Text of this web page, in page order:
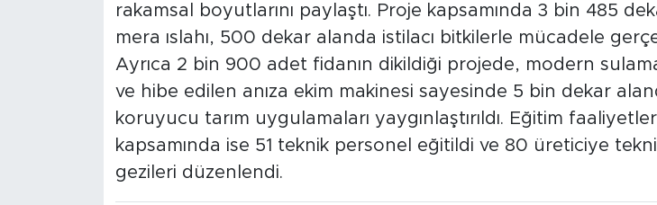
rakamsal boyutlarını paylaştı. Proje kapsamında 3 bin 485
mera ıslahı, 500 dekar alanda istilacı bitkilerle mücadele
Ayrıca 2 bin 900 adet fidanın dikildiği projede, modern
ve hibe edilen anıza ekim makinesi sayesinde 5 bin dekar
koruyucu tarım uygulamaları yaygınlaştırıldı. Eğitim
kapsamında ise 51 teknik personel eğitildi ve 80 üreticiye
gezileri düzenlendi.